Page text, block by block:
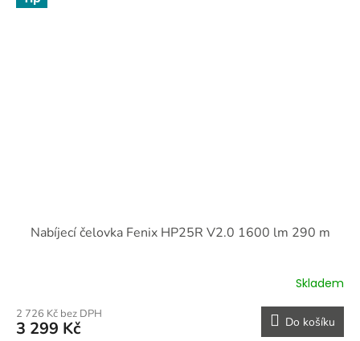
Nabíjecí čelovka Fenix HP25R V2.0 1600 lm 290 m
Skladem
2 726 Kč bez DPH
3 299 Kč Do košíku